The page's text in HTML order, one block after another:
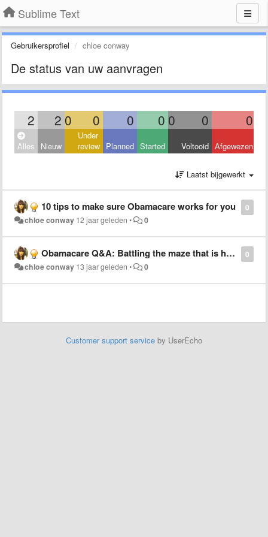
Sublime Text
Gebruikersprofiel chloe conway
De status van uw aanvragen
2 2 0 0 0 0 0 0 0
Alles Nieuw
Under
review Planned Started Voltooid Afgewezen
Laatst bijgewerkt
0
10 tips to make sure Obamacare works for you
chloe conway 12 jaar geleden • 0
0
Obamacare Q&A: Battling the maze that is health care
chloe conway 13 jaar geleden • 0
Customer support service by UserEcho